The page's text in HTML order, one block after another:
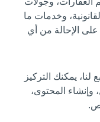
وخدمات ما
على الإحالة من أي
يمكنك التركيز
المحتوى،